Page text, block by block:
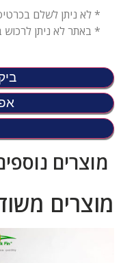
* לא ניתן לשלם
* באתר לא ניתן לרכוש
מוצרים
מוצרים